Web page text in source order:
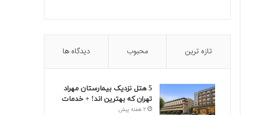
تازه ترین محبوب دیدگاه ها
5 هتل نزدیک بیمارستان مهراد
تهران که بهترین‌ اند! + خدمات
2 هفته پیش